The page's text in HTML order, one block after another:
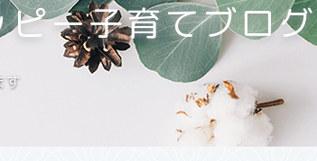
ー子育てブログ
す